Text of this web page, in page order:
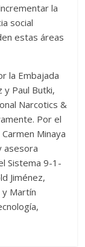
la
social
estas áreas
la Embajada
y Paul Butki,
Narcotics &
Por el
Minaya
asesora
Sistema 9-1-
Jiménez,
y Martín